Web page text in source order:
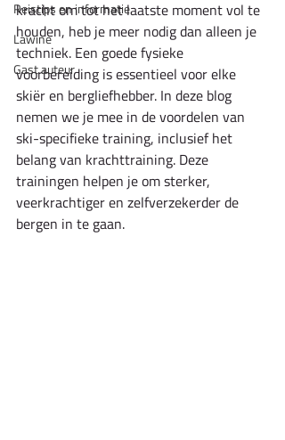
Reistips en informatie
Lawine
Gast auteur
kracht om tot het laatste moment vol te
houden, heb je meer nodig dan alleen je
techniek. Een goede fysieke
voorbereiding is essentieel voor elke
skiër en bergliefhebber. In deze blog
nemen we je mee in de voordelen van
ski-specifieke training, inclusief het
belang van krachttraining. Deze
trainingen helpen je om sterker,
veerkrachtiger en zelfverzekerder de
bergen in te gaan.